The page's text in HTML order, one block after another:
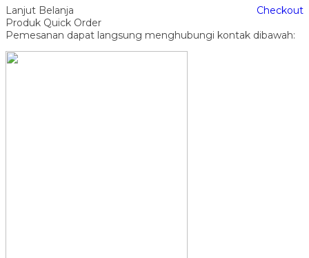
Lanjut Belanja
Checkout
Produk Quick Order
Pemesanan dapat langsung menghubungi kontak dibawah: